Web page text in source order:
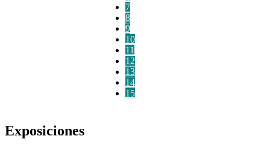
7
8
9
10
11
12
13
14
15
Exposiciones